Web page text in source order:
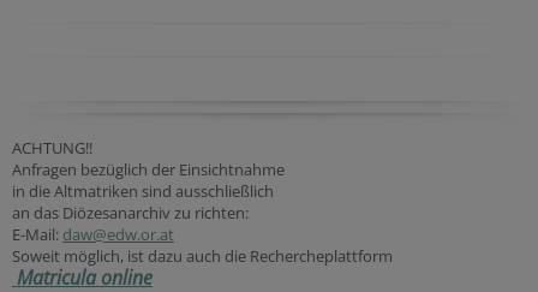
ACHTUNG!!
Anfragen bezüglich der Einsichtnahme
in die Altmatriken sind ausschließlich
an das Diözesanarchiv zu richten:
E-Mail: daw@edw.or.at
Soweit möglich, ist dazu auch die Rechercheplattform
Matricula online